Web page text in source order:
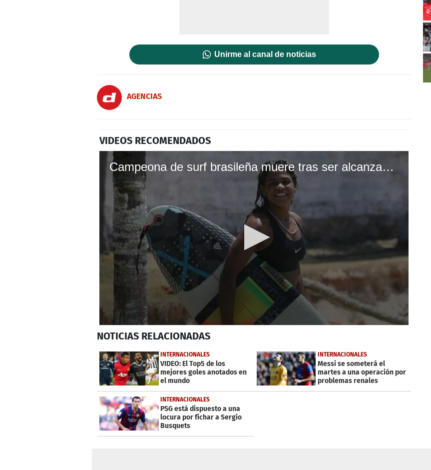
Unirme al canal de noticias
AGENCIAS
VIDEOS RECOMENDADOS
Campeona de surf brasileña muere tras ser alcanzada por un rayo
seconds
47
secondsVolume
0%
NOTICIAS RELACIONADAS
INTERNACIONALES
VIDEO: El Top5 de los
mejores goles anotados en
el mundo
INTERNACIONALES
Messi se someterá el
martes a una operación por
problemas renales
INTERNACIONALES
PSG está dispuesto a una
locura por fichar a Sergio
Busquets